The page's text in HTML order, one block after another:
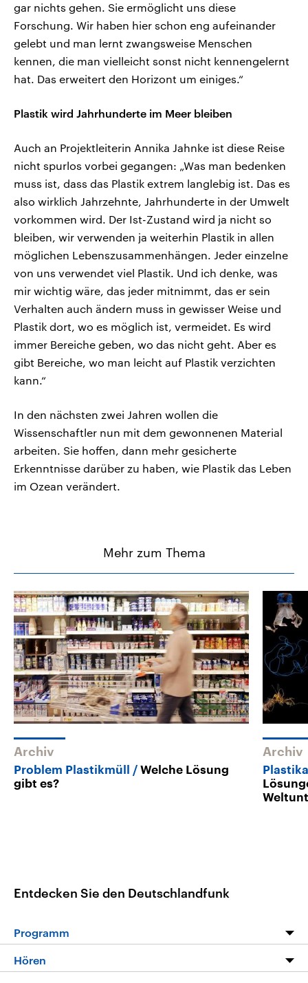
gar nichts gehen. Sie ermöglicht uns diese
Forschung. Wir haben hier schon eng aufeinander
gelebt und man lernt zwangsweise Menschen
kennen, die man vielleicht sonst nicht kennengelernt
hat. Das erweitert den Horizont um einiges.“
Plastik wird Jahrhunderte im Meer bleiben
Auch an Projektleiterin Annika Jahnke ist diese Reise
nicht spurlos vorbei gegangen: „Was man bedenken
muss ist, dass das Plastik extrem langlebig ist. Das es
also wirklich Jahrzehnte, Jahrhunderte in der Umwelt
vorkommen wird. Der Ist-Zustand wird ja nicht so
bleiben, wir verwenden ja weiterhin Plastik in allen
möglichen Lebenszusammenhängen. Jeder einzelne
von uns verwendet viel Plastik. Und ich denke, was
mir wichtig wäre, das jeder mitnimmt, das er sein
Verhalten auch ändern muss in gewisser Weise und
Plastik dort, wo es möglich ist, vermeidet. Es wird
immer Bereiche geben, wo das nicht geht. Aber es
gibt Bereiche, wo man leicht auf Plastik verzichten
kann.“
In den nächsten zwei Jahren wollen die
Wissenschaftler nun mit dem gewonnenen Material
arbeiten. Sie hoffen, dann mehr gesicherte
Erkenntnisse darüber zu haben, wie Plastik das Leben
im Ozean verändert.
Mehr zum Thema
Archiv
Problem Plastikmüll
Welche Lösung
gibt es?
Archiv
Entdecken Sie den Deutschlandfunk
Programm
Programm
Hören